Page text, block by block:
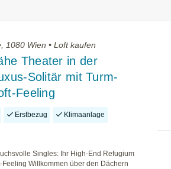
1080 Wien • Loft kaufen
Theater in der
Solitär mit Turm-
Feeling
Erstbezug Klimaanlage
Singles: Ihr High-End Refugium
Feeling Willkommen über den Dächern